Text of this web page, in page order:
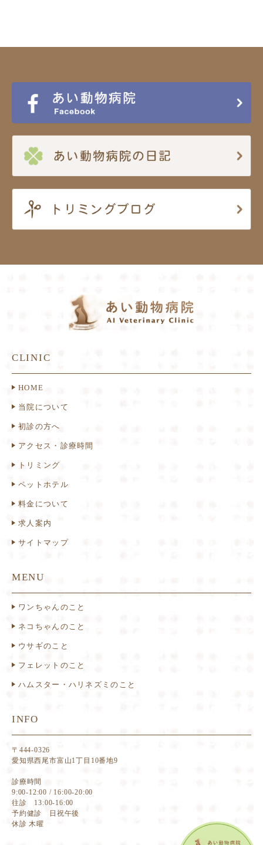
CLINIC
HOME
当院について
初診の方へ
アクセス・診療時間
トリミング
ペットホテル
料金について
求人案内
サイトマップ
MENU
ワンちゃんのこと
ネコちゃんのこと
ウサギのこと
フェレットのこと
ハムスター・ハリネズミのこと
INFO
〒444-0326
愛知県西尾市富山1丁目10番地9
診療時間
9:00-12:00 / 16:00-20:00
往診 13:00-16:00
予約健診 日祝午後
休診 木曜